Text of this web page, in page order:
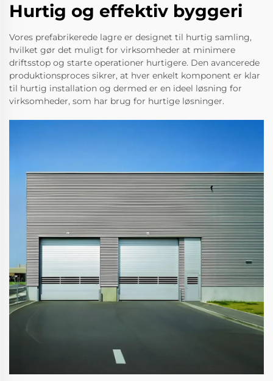
Hurtig og effektiv byggeri
Vores prefabrikerede lagre er designet til hurtig samling,
hvilket gør det muligt for virksomheder at minimere
driftsstop og starte operationer hurtigere. Den avancerede
produktionsproces sikrer, at hver enkelt komponent er klar
til hurtig installation og dermed er en ideel løsning for
virksomheder, som har brug for hurtige løsninger.